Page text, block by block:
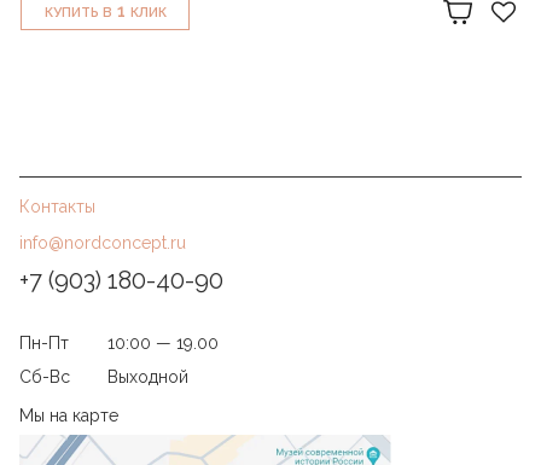
КУПИТЬ В 1 КЛИК
Контакты
info@nordconcept.ru
+7 (903) 180-40-90
Пн-Пт
10:00 — 19.00
Сб-Вс
Выходной
Мы на карте